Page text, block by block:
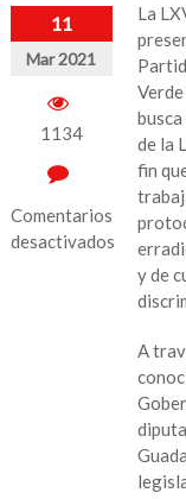
11
Mar 2021
1134
Comentarios
desactivados
La
de la
fin
y de
A